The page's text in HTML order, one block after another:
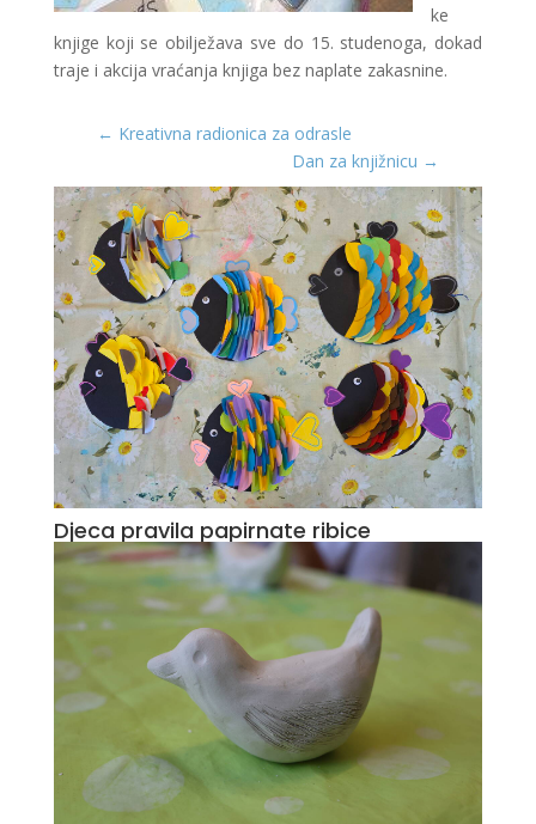
ke
knjige koji se obilježava sve do 15. studenoga, dokad
traje i akcija vraćanja knjiga bez naplate zakasnine.
← Kreativna radionica za odrasle
Dan za knjižnicu →
Djeca pravila papirnate ribice